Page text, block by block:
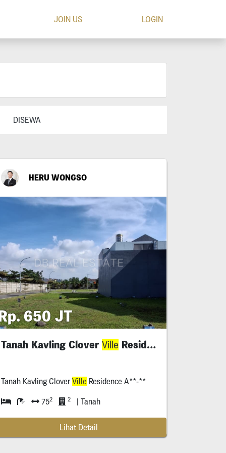
JOIN US LOGIN
DISEWA
HERU WONGSO
650 JT
Tanah Kavling Clover Ville Residence
Tanah Kavling CloverVille Residence A**-**
752 2 | Tanah
Lihat Detail